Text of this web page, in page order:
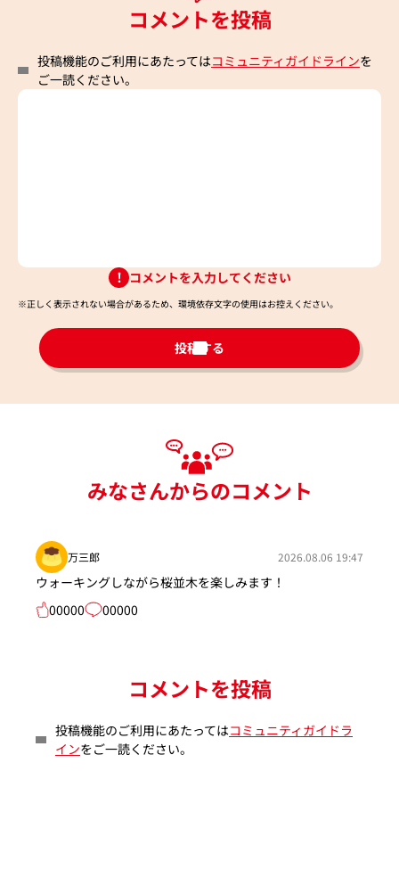
コメントを投稿
投稿機能のご利用にあたってはコミュニティガイドラインを
ご一読ください。
コメントを入力してください
※正しく表示されない場合があるため、環境依存文字の使用はお控えください。​
投稿する
みなさんからのコメント
万三郎 2026.08.06 19:47
ウォーキングしながら桜並木を楽しみます！
00000
00000
コメントを投稿
投稿機能のご利用にあたってはコミュニティガイドラ
インをご一読ください。